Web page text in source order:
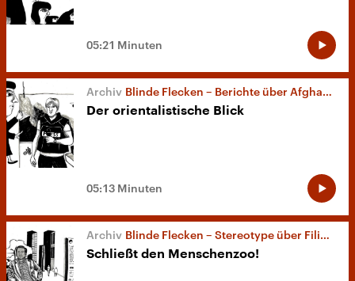
05:21 Minuten
Blinde Flecken – Berichte über Afghanistan
Der orientalistische Blick
05:13 Minuten
Blinde Flecken – Stereotype über Filipinos
Schließt den Menschenzoo!